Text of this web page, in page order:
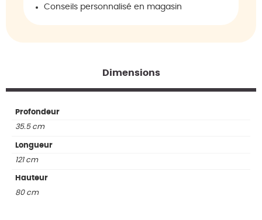
Conseils personnalisé en magasin
Dimensions
Profondeur
35.5 cm
Longueur
121 cm
Hauteur
80 cm